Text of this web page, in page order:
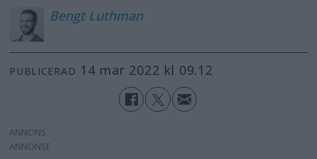
Bengt Luthman
PUBLICERAD 14 mar 2022 kl 09.12
ANNONS